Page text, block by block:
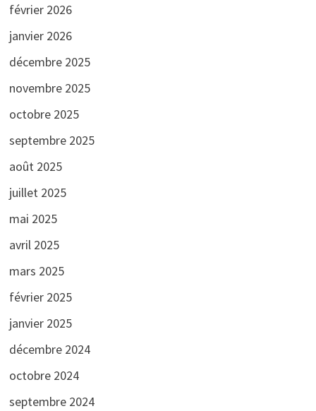
février 2026
janvier 2026
décembre 2025
novembre 2025
octobre 2025
septembre 2025
août 2025
juillet 2025
mai 2025
avril 2025
mars 2025
février 2025
janvier 2025
décembre 2024
octobre 2024
septembre 2024